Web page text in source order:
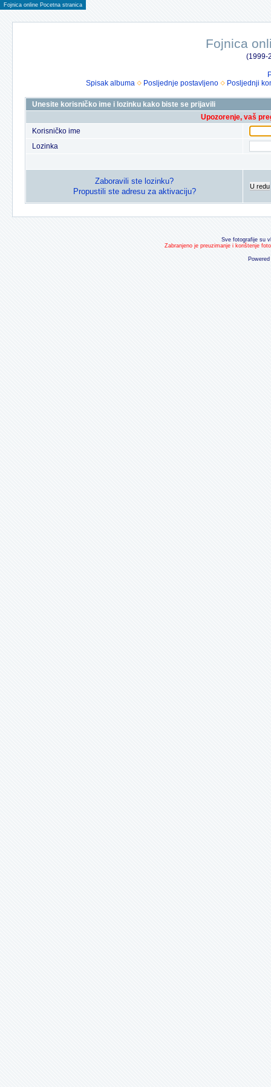
Fojnica online Pocetna stranica
Fojnica
(1999-
Spisak albuma
Posljednje postavljeno Posljednji
Unesite korisničko ime i lozinku kako biste se prijavili
Upozorenje, vaš
Korisničko ime
Lozinka
Zaboravili ste lozinku?
Propustili ste adresu za aktivaciju?
U redu
Sve fotografije su
Zabranjeno je preuzimanje i korištenje